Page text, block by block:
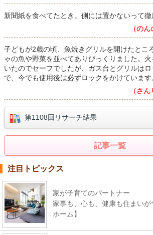
新聞紙を食べてたとき。側には置かないって徹
（の
子どもが2歳の頃、魚焼きグリルを開けたとこ
ゃの魚や野菜を並べてありびっくりました。
いたのでセーフでしたが、ガス台とグリルは
で、今でも使用後は必ずロックをかけています
（さ
第1108回リサーチ結果
記事一覧
注目トピックス
家が子育てのパートナー
家事も、心も、健康も住まい
ホーム】